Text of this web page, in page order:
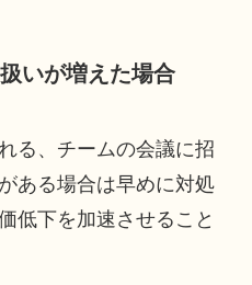
いが増えた場合
る、チームの会議に招
ある場合は早めに対処
低下を加速させること